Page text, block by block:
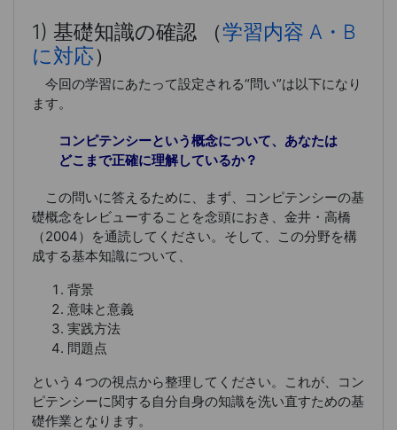
1) 基礎知識の確認 （学習内容 A・B
に対応）
今回の学習にあたって設定される“問い”は以下になり
ます。
コンピテンシーという概念について、あなたは
どこまで正確に理解しているか？
この問いに答えるために、まず、コンピテンシーの基
礎概念をレビューすることを念頭におき、金井・高橋
（2004）を通読してください。そして、この分野を構
成する基本知識について、
背景
意味と意義
実践方法
問題点
という４つの視点から整理してください。これが、コン
ピテンシーに関する自分自身の知識を洗い直すための基
礎作業となります。